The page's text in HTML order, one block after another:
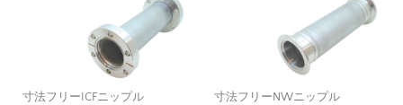
寸法フリーICFニップル
寸法フリーNWニップル